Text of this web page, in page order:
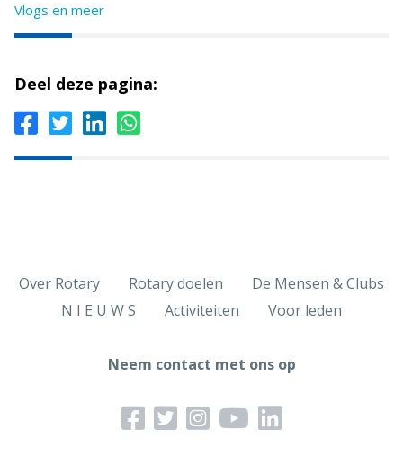
Vlogs en meer
Deel deze pagina:
Over Rotary Rotary doelen
De Mensen & Clubs
N I E U W S
Activiteiten Voor leden
Neem contact met ons op